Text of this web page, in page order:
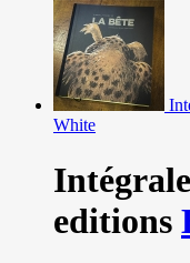
White
editions